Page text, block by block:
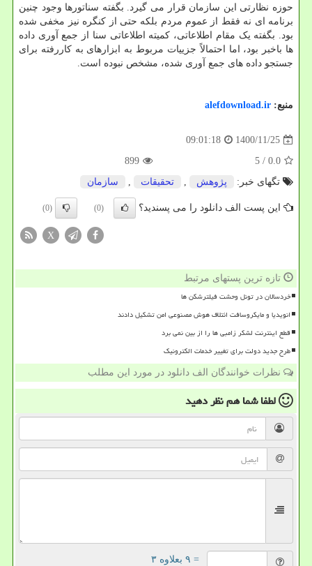
حوزه نظارتی این سازمان قرار می گیرد. بگفته سناتورها وجود چنین
برنامه ای نه فقط از عموم مردم بلکه حتی از کنگره نیز مخفی شده
بود. بگفته یک مقام اطلاعاتی، کمیته اطلاعاتی سنا از جمع آوری داده
ها باخبر بود، اما احتمالاً جزییات مربوط به ابزارهای به کاررفته برای
جستجو داده های جمع آوری شده، مشخص نبوده است.
منبع: alefdownload.ir
1400/11/25
09:01:18
0.0
/ 5
899
تگهای خبر:
پژوهش , تحقیقات , سازمان
این پست الف دانلود را می پسندید؟ (0)
(0)
X
تازه ترین پستهای مرتبط
خردسالان در تونل وحشت فیلترشکن ها
انویدیا و مایکروسافت ائتلاف هوش مصنوعی امن تشکیل دادند
قطع اینترنت لشکر زامبی ها را از بین نمی برد
طرح جدید دولت برای تغییر خدمات الکترونیک
نظرات خوانندگان الف دانلود در مورد این مطلب
لطفا شما همنظر دهید
= ۹ بعلاوه ۳